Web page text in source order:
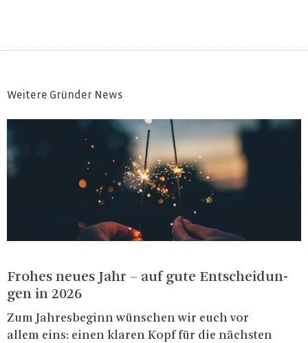
Weitere Gründer News
Fro­hes neues Jahr – auf gute Ent­schei­dun­
gen in 2026
Zum Jah­res­be­ginn wün­schen wir euch vor
allem eins: einen kla­ren Kopf für die nächs­ten